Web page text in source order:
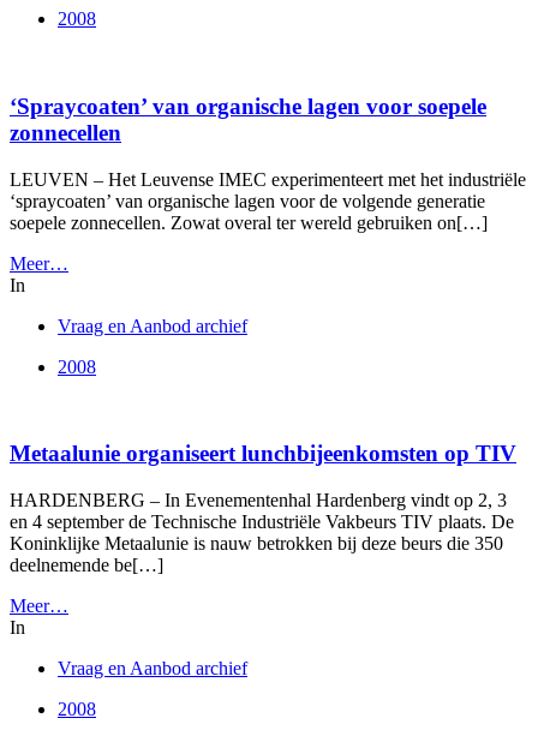
2008
‘Spraycoaten’ van organische lagen voor soepele
zonnecellen
LEUVEN – Het Leuvense IMEC experimenteert met het industriële
‘spraycoaten’ van organische lagen voor de volgende generatie
soepele zonnecellen. Zowat overal ter wereld gebruiken on[…]
Meer…
In
Vraag en Aanbod archief
2008
Metaalunie organiseert lunchbijeenkomsten op TIV
HARDENBERG – In Evenementenhal Hardenberg vindt op 2, 3
en 4 september de Technische Industriële Vakbeurs TIV plaats. De
Koninklijke Metaalunie is nauw betrokken bij deze beurs die 350
deelnemende be[…]
Meer…
In
Vraag en Aanbod archief
2008